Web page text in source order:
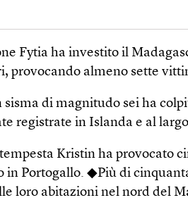
Fytia ha investito il
provocando almeno sette
sisma di magnitudo sei ha
registrate in Islanda e al
Kristin ha provocato
in Portogallo. ◆Più di
loro abitazioni nel nord del